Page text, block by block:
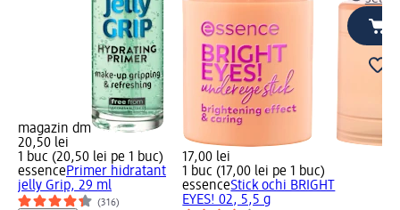
magazin dm
20,50 lei
1 buc (20,50 lei pe 1 buc)
essencePrimer hidratant
jelly Grip, 29 ml
(316)
17,00 lei
1 buc (17,00 lei pe 1 buc)
essenceStick ochi BRIGHT
EYES! 02, 5,5 g